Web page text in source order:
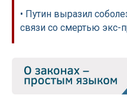
• Путин выразил
связи со смертью экс-